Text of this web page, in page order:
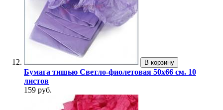
В корзину
Бумага тишью Светло-фиолетовая 50x66 см. 10
листов
159 руб.